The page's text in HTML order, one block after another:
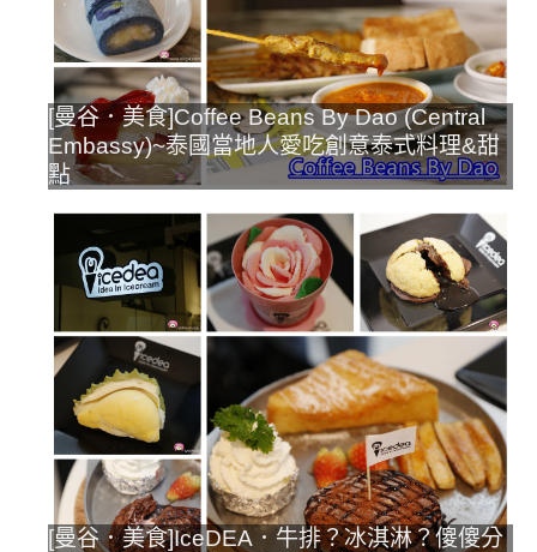
[曼谷．美食]Coffee Beans By Dao (Central
Embassy)~泰國當地人愛吃創意泰式料理&甜
點
[曼谷．美食]IceDEA．牛排？冰淇淋？傻傻分